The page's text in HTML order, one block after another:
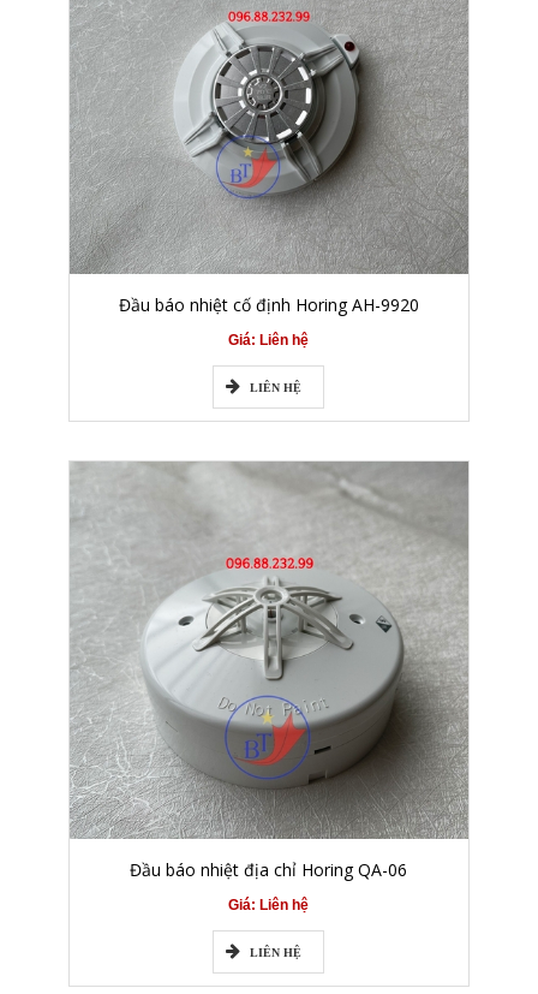
Đầu báo nhiệt cố định Horing AH-9920
Giá: Liên hệ
LIÊN HỆ
Đầu báo nhiệt địa chỉ Horing QA-06
Giá: Liên hệ
LIÊN HỆ